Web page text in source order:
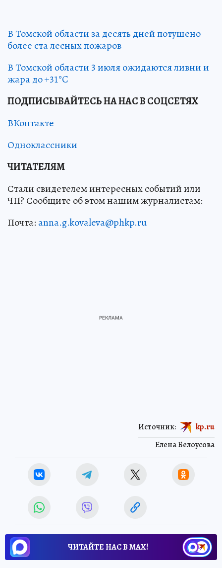
В Томской области за десять дней потушено
более ста лесных пожаров
В Томской области 3 июля ожидаются ливни и
жара до +31°C
ПОДПИСЫВАЙТЕСЬ НА НАС В СОЦСЕТЯХ
ВКонтакте
Одноклассники
ЧИТАТЕЛЯМ
Стали свидетелем интересных событий или
ЧП? Сообщите об этом нашим журналистам:
Почта: anna.g.kovaleva@phkp.ru
Елена Белоусова
Источник: kp.ru
ЧИТАЙТЕ НАС В МАХ!